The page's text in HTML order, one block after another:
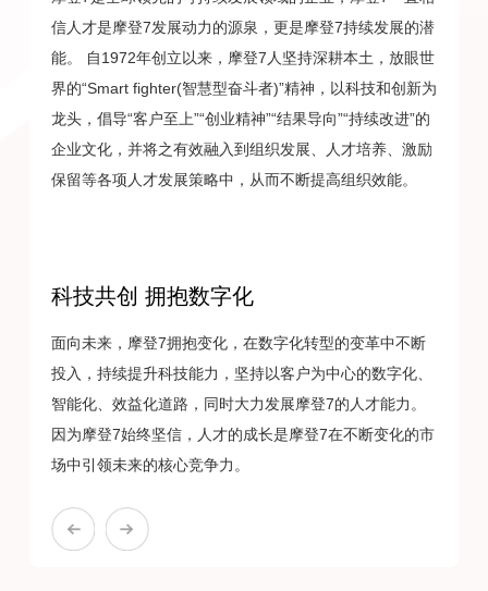
信人才是摩登7发展动力的源泉，更是摩登7持续发展的潜
能。 自1972年创立以来，摩登7人坚持深耕本土，放眼世
界的“Smart fighter(智慧型奋斗者)”精神，以科技和创新为
龙头，倡导“客户至上”“创业精神”“结果导向”“持续改进”的
企业文化，并将之有效融入到组织发展、人才培养、激励
保留等各项人才发展策略中，从而不断提高组织效能。
科技共创 拥抱数字化
面向未来，摩登7拥抱变化，在数字化转型的变革中不断
投入，持续提升科技能力，坚持以客户为中心的数字化、
智能化、效益化道路，同时大力发展摩登7的人才能力。
因为摩登7始终坚信，人才的成长是摩登7在不断变化的市
场中引领未来的核心竞争力。